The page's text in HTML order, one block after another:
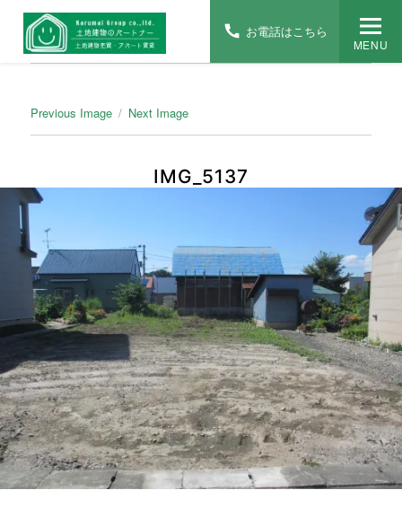
MENU
Previous Image Next Image
IMG_5137
お電話はこちら